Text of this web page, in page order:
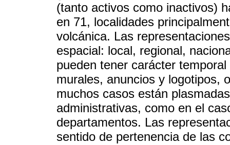
(tanto activos como inactivos)
en 71, localidades
volcánica. Las
espacial: local, regional,
pueden tener carácter
murales, anuncios y logotipos,
muchos casos están
administrativas, como en el
departamentos. Las
sentido de pertenencia de las